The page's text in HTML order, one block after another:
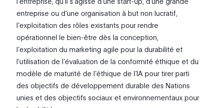
entreprise ou d’une organisation à but non lucratif,
l’exploitation des rôles existants pour rendre
opérationnel le bien-être dès la conception,
l’exploitation du marketing agile pour la durabilité et
l’utilisation de l’évaluation de la conformité éthique et du
modèle de maturité de l’éthique de l’IA pour tirer parti
des objectifs de développement durable des Nations
unies et des objectifs sociaux et environnementaux pour